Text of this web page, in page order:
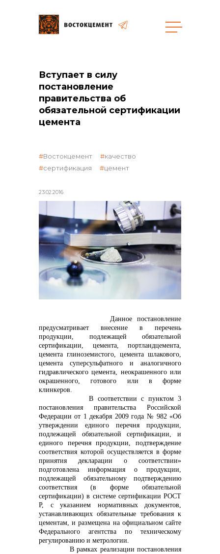
Закупки
общая информация
реализация неликвидов
контакты отдела закупок
Контакты
+7 (423) 234 50 50
info@vostokcement.ru
Вступает в силу
постановление
правительства об
обязательной сертификации
цемента
23.02.2016
Востокцемент
качество
сертификация
цемент
Данное постановление
предусматривает внесение в перечень
продукции, подлежащей обязательной
сертификации, цемента, портландцемента,
цемента глиноземистого, цемента шлакового,
цемента суперсульфатного и аналогичного
гидравлического цемента, неокрашенного или
окрашенного, готового или в форме
клинкеров.
В соответствии с пунктом 3
постановления правительства Российской
Федерации от 1 декабря 2009 года № 982 «Об
утверждении единого перечня продукции,
подлежащей обязательной сертификации, и
единого перечня продукции, подтверждение
соответствия которой осуществляется в форме
принятия декларации о соответствии»
подготовлена информация о продукции,
подлежащей обязательному подтверждению
соответствия (в форме обязательной
сертификации) в системе сертификации РОСТ
Р, с указанием нормативных документов,
устанавливающих обязательные требования к
цементам, и размещена на официальном сайте
Федерального агентства по техническому
регулированию и метрологии.
В рамках реализации постановления